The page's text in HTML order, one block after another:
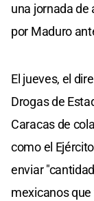
una jornada
por Maduro
El jueves, el
Drogas de
Caracas de
como el
enviar
mexicanos que